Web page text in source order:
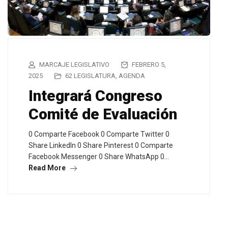
MARCAJE LEGISLATIVO
FEBRERO 5,
2025
62 LEGISLATURA AGENDA
Integrará Congreso
Comité de Evaluación
0 Comparte Facebook 0 Comparte Twitter 0
Share LinkedIn 0 Share Pinterest 0 Comparte
Facebook Messenger 0 Share WhatsApp 0…
Read More